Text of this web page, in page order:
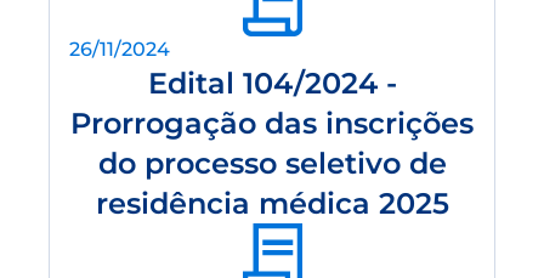
26/11/2024
Edital 104/2024 -
Prorrogação das inscrições
do processo seletivo de
residência médica 2025